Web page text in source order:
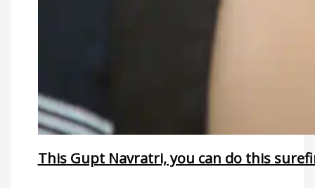
This Gupt Navratri, you can do this